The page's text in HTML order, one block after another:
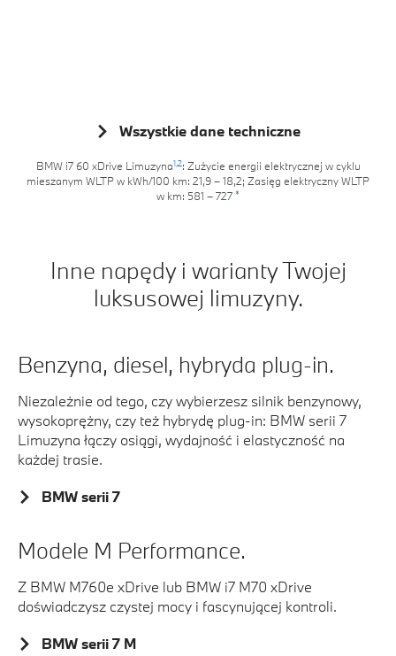
Wszystkie dane techniczne
BMW i7 60 xDrive Limuzyna1,2: Zużycie energii elektrycznej w cyklu
mieszanym WLTP w kWh/100 km: 21,9 – 18,2; Zasięg elektryczny WLTP
w km: 581 – 727 *
Inne napędy i warianty Twojej
luksusowej limuzyny.
Benzyna, diesel, hybryda plug-in.
Niezależnie od tego, czy wybierzesz silnik benzynowy,
wysokoprężny, czy też hybrydę plug-in: BMW serii 7
Limuzyna łączy osiągi, wydajność i elastyczność na
każdej trasie.
BMW serii 7
Modele M Performance.
Z BMW M760e xDrive lub BMW i7 M70 xDrive
doświadczysz czystej mocy i fascynującej kontroli.
BMW serii 7 M